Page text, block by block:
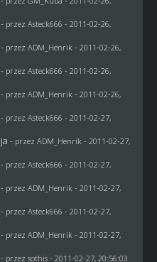
- przez Asteck666 - 2011-02-26,
- przez ADM_Henrik - 2011-02-26,
- przez Asteck666 - 2011-02-26,
- przez ADM_Henrik - 2011-02-26,
- przez Asteck666 - 2011-02-27,
- przez ADM_Henrik - 2011-02-27,
- przez Asteck666 - 2011-02-27,
- przez ADM_Henrik - 2011-02-27,
- przez Asteck666 - 2011-02-27,
- przez ADM_Henrik - 2011-02-27,
- przez sothis- 2011-02-27, 20:56:03